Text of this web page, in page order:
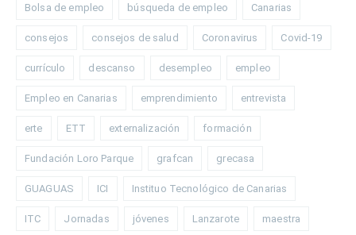
Bolsa de empleo búsqueda de empleo Canarias
consejos consejos de salud Coronavirus Covid-19
currículo descanso desempleo empleo
Empleo en Canarias emprendimiento entrevista
erte ETT externalización formación
Fundación Loro Parque grafcan grecasa
GUAGUAS ICI Instituo Tecnológico de Canarias
ITC Jornadas jóvenes Lanzarote maestra